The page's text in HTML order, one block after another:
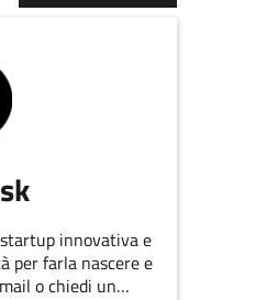
innovativa e
per farla nascere e
o chiedi un